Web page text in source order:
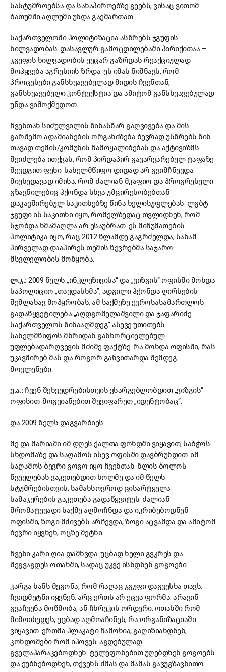
სასტუმროებსა და სანაპიროებზე გეებს, ვისაც ვითომ
ბათუმში აღლუმი უნდა გაემართათ.
საქართველოში პოლიტიზაცია ასწრებს ჯგუფის
ხილვადობას. დასავლურ გამოცდილებაში პირიქითაა –
ჯგუფის ხილვადობის უეცარ გაზრდას რეაქციულად
მოჰყვება აგრესიის ზრდა. ეს იმას ნიშნავს, რომ
პროცესები განსხვავებულად მიდის ჩვენთან,
განსხვავებული კონტექსტია და ამიტომ განსხვავებულად
უნდა ვიმოქმედოთ.
ჩვენთან სიძულვილის წინასწარ გაღვივება და მის
გარშემო ადამიანების ორგანიზება ბევრად უსწრებს წინ
თავად თემის/კომუნის ჩამოყალიბებას და აქტივიზმს.
შეიძლება ითქვას, რომ პირდაპირ გავარვარებულ ტაფაზე
შევდგით ფეხი. სახელმწიფო დიდად არ გვიმჩნევდა.
მიუხედავად იმისა, რომ ძალიან მკაფიო და პროგრესული
გზავნილებიც ჰქონდა სხვა უმცირესობებთან
დაკავშირებულ საკითხებზე წინა ხელისუფლებას. ლგბტ
ჯგუფი ის საკითხი იყო, რომელზედაც თვლიდნენ, რომ
სჯობდა ხმამაღლა არ ესაუბრათ. ეს მიჩუმათების
პოლიტიკა იყო, რაც 2012 წლამდე გაგრძელდა, სანამ
პირველად დააპირეს თემის წევრებმა საჯარო
მსვლელობის მოწყობა.
ლ.ჯ.: 2009 წელს „ინკლუზივისა“ და „ვიზგის“ ოფისში მოხდა
საპოლიციო „თავდასხმა”, ადგილი ჰქონდა ღირსების
შემლახავ მოპყრობას. ამ საქმეზე ევროსასამართლოს
გადაწყვეტილება „აღდგომელაშვილი და ჯაფარიძე
საქართველოს წინააღმდეგ” ასევე უთითებს
სახელმწიფოს მხრიდან განხორციელებულ
უფლებადარღვევის მძიმე ფაქტზე. რა მოხდა ოფისში, რას
უკავშირებ მას და როგორ განვითარდა შემდეგ
მოვლენები.
ე.ა.: ჩვენ შეხვედრებისთვის ვსარგებლობდით „ვიზგის“
ოფისით. მოგვიანებით შევიფარეთ „იდენტობაც“.
და 2009 წელს დაგვარბიეს.
მე და მარიამი იმ დღეს ქალთა ფონდში ვიყავით, საბჭოს
სხდომაზე და საღამოს ისევ ოფისში დავბრუნდით. იმ
საღამოს ბევრი გოგო იყო ჩვენთან. წლის ბოლოს
წვეულებას ვაკეთებდით ხოლმე და იმ წელს
სტუმრებისთვის, სამახსოვროდ ცისარტყელა
სამაჯურების გაკეთება გადაწყვიტეს. ძალიან
შრომატევადი საქმე აღმოჩნდა და იკრიბებოდნენ
ოფისში, ზოგი მძივებს არჩევდა, ზოგი აცვამდა და ამიტომ
ბევრი იყვნენ, ოცზე მეტნი.
ჩვენი კარი ღია დამხვდა. უცბად ხელი გვკრეს და
შეგვაგდეს ოთახში, სადაც უკვე ისხდნენ გოგოები.
კარგა ხანს მეგონა, რომ რაღაც ჯგუფი დაგვესხა თავს.
ჩვიდმეტნი იყვნენ. არც ერთს არ ეცვა ფორმა. არავინ
გვაჩვენა მოწმობა, ან ჩხრეკის ორდერი. ოთახში რომ
მიმოიხედეს, უცბად აღმოაჩინეს, რა ორგანიზაციაში
ვიყავით. ერთმა პლაკატი ჩამოხია, გაღიზიანდნენ,
კონდომები რომ იპოვეს. აგდებულად
გველაპარაკებოდნენ. ტელეფონებით უღებდნენ გოგოებს
და ეუბნებოდნენ, თქვენს ძმას და მამას გავუგზავნითო.